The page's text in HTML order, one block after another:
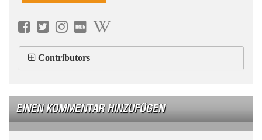
Contributors
EINEN KOMMENTAR HINZUFÜGEN